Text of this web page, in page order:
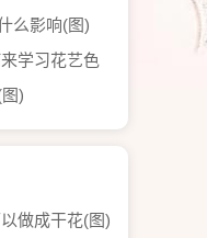
么影响(图)
学习花艺色
)
做成干花(图)